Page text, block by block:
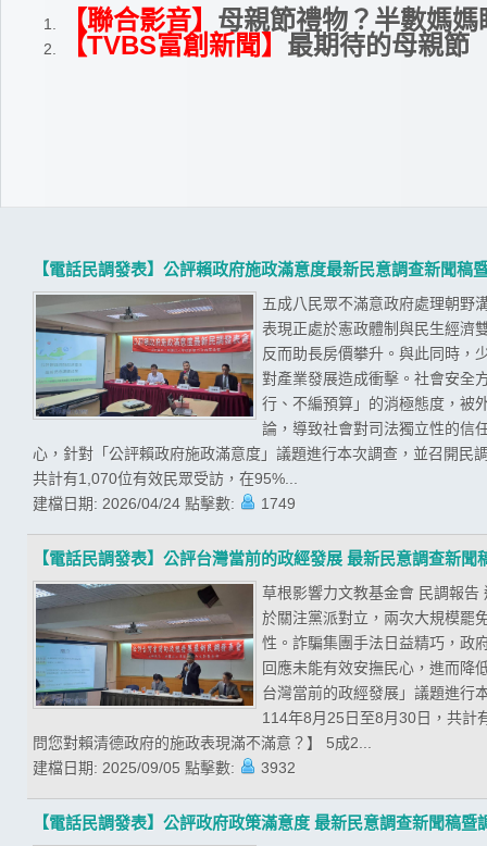
【聯合影音】 母親節禮物？半數媽
【TVBS富創新聞】 最期待的母親
【電話民調發表】公評賴政府施政滿意度最新民意調查新聞稿
五成八民眾不滿意政府處理朝野
表現正處於憲政體制與民生經濟
反而助長房價攀升。與此同時，
對產業發展造成衝擊。社會安全
行、不編預算」的消極態度，被
論，導致社會對司法獨立性的信
心，針對「公評賴政府施政滿意度」議題進行本次調查，並召開
共計有1,070位有效民眾受訪，在95%...
建檔日期: 2026/04/24 點擊數: 1749
【電話民調發表】公評台灣當前的政經發展 最新民意調查新聞
草根影響力文教基金會 民調報
於關注黨派對立，兩次大規模罷
性。詐騙集團手法日益精巧，政
回應未能有效安撫民心，進而降
台灣當前的政經發展」議題進行
114年8月25日至8月30日，共計
問您對賴清德政府的施政表現滿不滿意？】 5成2...
建檔日期: 2025/09/05 點擊數: 3932
【電話民調發表】公評政府政策滿意度 最新民意調查新聞稿暨